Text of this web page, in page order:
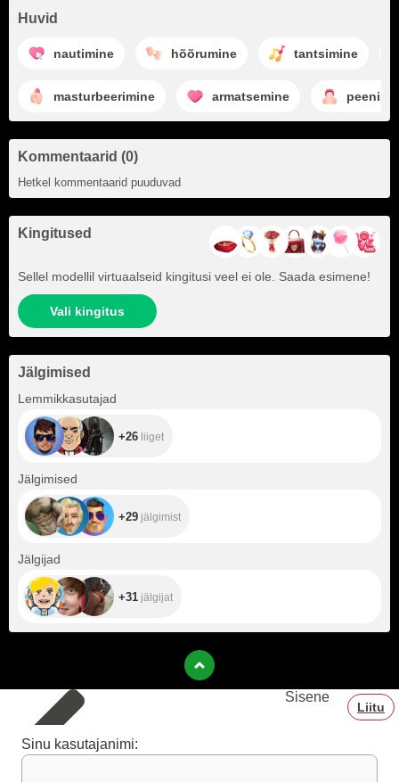
Huvid
nautimine hõõrumine tantsimine
masturbeerimine armatsemine peenise
Kommentaarid (0)
Hetkel kommentaarid puuduvad
Kingitused
Sellel modellil virtuaalseid kingitusi veel ei ole. Saada esimene!
Vali kingitus
Jälgimised
Lemmikkasutajad
+26 liiget
Jälgimised
+29 jälgimist
Jälgijad
+31 jälgijat
Sisene
Liitu
Sinu kasutajanimi: